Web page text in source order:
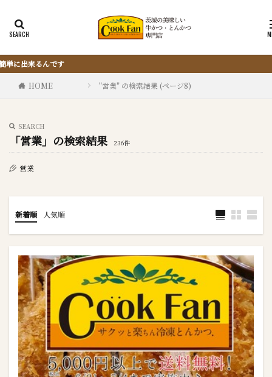
HOME "営業" の検索結果 (ページ8)
SEARCH
「営業」の検索結果 236件
営業
新着順 人気順